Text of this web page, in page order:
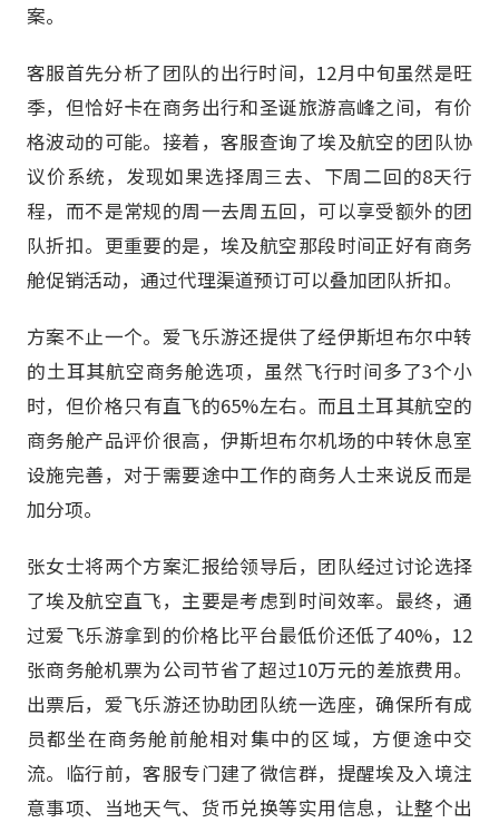
案。
客服首先分析了团队的出行时间，12月中旬虽然是旺
季，但恰好卡在商务出行和圣诞旅游高峰之间，有价
格波动的可能。接着，客服查询了埃及航空的团队协
议价系统，发现如果选择周三去、下周二回的8天行
程，而不是常规的周一去周五回，可以享受额外的团
队折扣。更重要的是，埃及航空那段时间正好有商务
舱促销活动，通过代理渠道预订可以叠加团队折扣。
方案不止一个。爱飞乐游还提供了经伊斯坦布尔中转
的土耳其航空商务舱选项，虽然飞行时间多了3个小
时，但价格只有直飞的65%左右。而且土耳其航空的
商务舱产品评价很高，伊斯坦布尔机场的中转休息室
设施完善，对于需要途中工作的商务人士来说反而是
加分项。
张女士将两个方案汇报给领导后，团队经过讨论选择
了埃及航空直飞，主要是考虑到时间效率。最终，通
过爱飞乐游拿到的价格比平台最低价还低了40%，12
张商务舱机票为公司节省了超过10万元的差旅费用。
出票后，爱飞乐游还协助团队统一选座，确保所有成
员都坐在商务舱前舱相对集中的区域，方便途中交
流。临行前，客服专门建了微信群，提醒埃及入境注
意事项、当地天气、货币兑换等实用信息，让整个出